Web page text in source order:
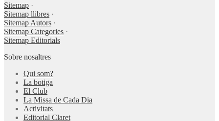
Sitemap ·
Sitemap llibres ·
Sitemap Autors ·
Sitemap Categories ·
Sitemap Editorials
Sobre nosaltres
Qui som?
La botiga
El Club
La Missa de Cada Dia
Activitats
Editorial Claret